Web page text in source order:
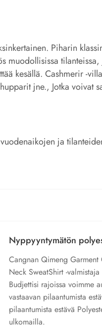
Piharin
kesällä. Cashmerir -
jne., Jotka voivat
ja
Nyppyyntymätön
Cangnan Qimeng
Neck SweatShirt -
Budjettisi rajoissa voimme
vastaavan pilaantumista
pilaantumista estävä
ulkomailla.